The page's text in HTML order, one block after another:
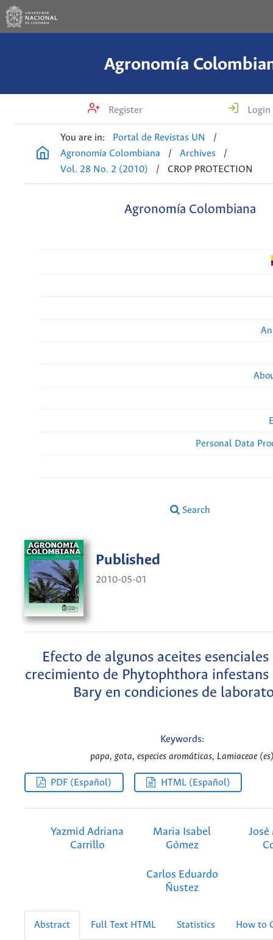
Agronomía
Register Login
You are in: Portal de Revistas UN
/
Agronomía Colombiana
/ Archives
/
Vol. 28 No. 2 (2010)
/ CROP PROTECTION
Agronomía Colombiana
Personal Data
Search
Published
2010-05-01
Efecto de algunos aceites
crecimiento de Phytophthora
Bary en condiciones de
Keywords:
papa, gota, especies aromáticas, Lamiaceae
PDF (Español) HTML (Español)
Yazmid Adriana
Carrillo
Maria Isabel
Gòmez
Carlos Eduardo
Ñustez
Abstract Full Text HTML Statistics How to